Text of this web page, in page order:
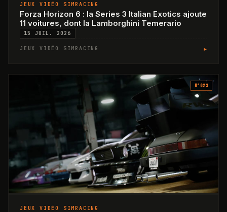
JEUX VIDÉO SIMRACING
Forza Horizon 6 : la Series 3 Italian Exotics ajoute
11 voitures, dont la Lamborghini Temerario
15 JUIL. 2026
JEUX VIDÉO SIMRACING ▸
N°023
JEUX VIDÉO SIMRACING